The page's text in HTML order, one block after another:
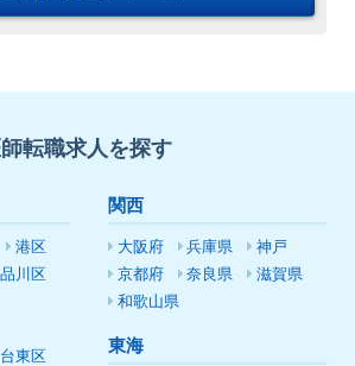
転職求人を探す
港区
品川区
台東区
関西
大阪府 兵庫県
神戸
京都府
奈良県
滋賀県
和歌山県
東海